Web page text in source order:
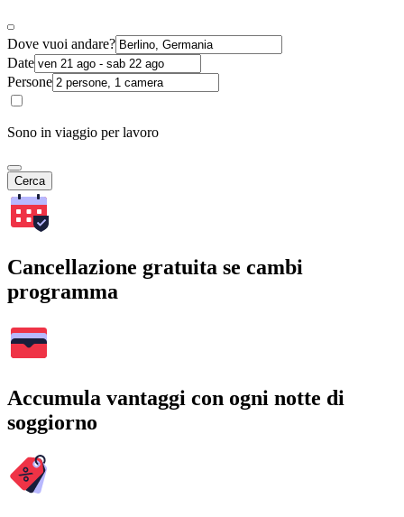
Dove vuoi andare?
Date
Persone
Sono in viaggio per lavoro
Cerca
Cancellazione gratuita se cambi
programma
Accumula vantaggi con ogni notte di
soggiorno